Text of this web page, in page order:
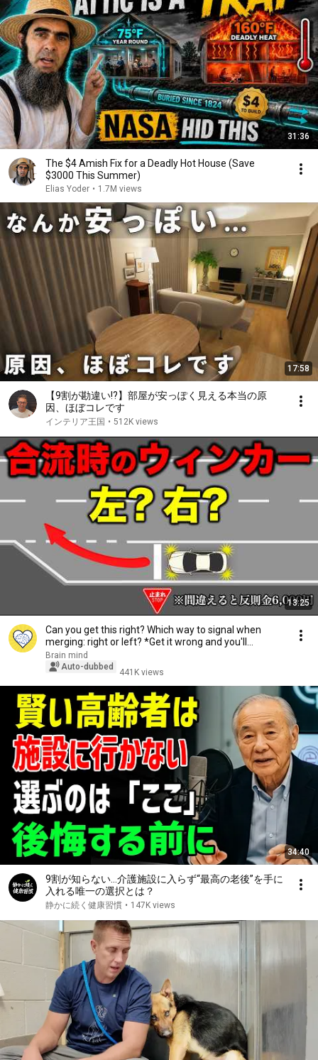
31:36
The $4 Amish Fix for a Deadly Hot House (Save
$3000 This Summer)
Elias Yoder • 1.7M views
17:58
【9割が勘違い!?】部屋が安っぽく見える本当の原
因、ほぼコレです
インテリア王国 • 512K views
13:25
Can you get this right? Which way to signal when
merging: right or left? *Get it wrong and you'll...
Brain mind
Auto-dubbed
441K views
34:40
9割が知らない…介護施設に入らず“最高の老後”を手に
入れる唯一の選択とは？
静かに続く健康習慣 • 147K views